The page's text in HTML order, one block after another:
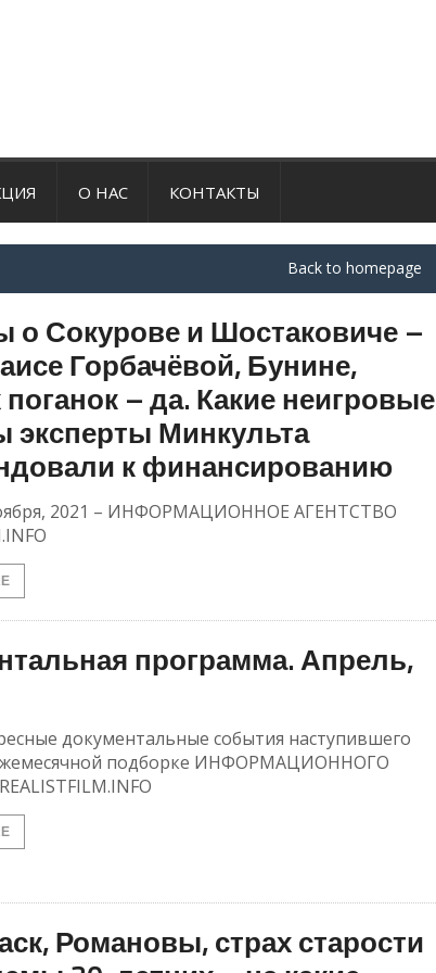
О НАС КОНТАКТЫ
Back to homepage
Сокурове и Шостаковиче –
Горбачёвой, Бунине,
поганок – да. Какие неигровые
эксперты Минкульта
к финансированию
2021 – ИНФОРМАЦИОННОЕ АГЕНТСТВО
программа. Апрель,
документальные события наступившего
подборке ИНФОРМАЦИОННОГО
Романовы, страх старости